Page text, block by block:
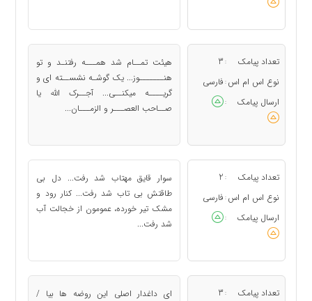
تعداد پیامک :
3
نوع اس ام اس : فارسی
ارسال پیامک
:
هیئت تمــام شد همـــه رفتنـد و تو
هنـــــــوز... یک گوشـه نشســته ای و
گریــــه میکنــی... آجــرک الله یا
صــاحب العصـــر و الزمـــان...
تعداد پیامک :
2
نوع اس ام اس : فارسی
ارسال پیامک
:
سوار قایق مهتاب شد رفت... دل بی
طاقتش بی تاب شد رفت... کنار رود و
مشک تیر خورده، عمومون از خجالت آب
شد رفت...
تعداد پیامک :
3
ای داغدار اصلی این روضه ها بیا /